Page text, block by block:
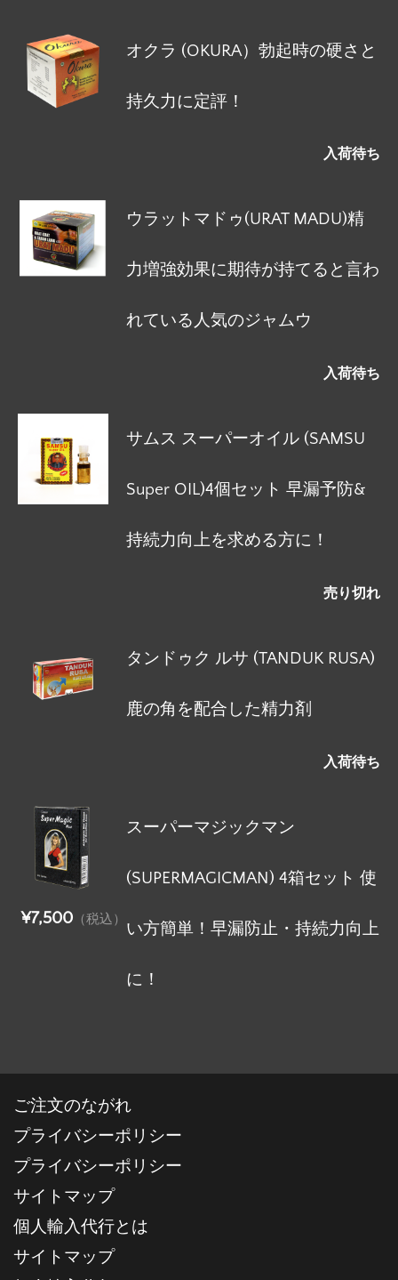
オクラ (OKURA）勃起時の硬さと
持久力に定評！
入荷待ち
ウラットマドゥ(URAT MADU)精
力増強効果に期待が持てると言わ
れている人気のジャムウ
入荷待ち
サムス スーパーオイル (SAMSU
Super OIL)4個セット 早漏予防&
持続力向上を求める方に！
売り切れ
タンドゥク ルサ (TANDUK RUSA)
鹿の角を配合した精力剤
入荷待ち
スーパーマジックマン
(SUPERMAGICMAN) 4箱セット 使
い方簡単！早漏防止・持続力向上
に！
¥7,500 （税込）
ご注文のながれ
プライバシーポリシー
プライバシーポリシー
サイトマップ
個人輸入代行とは
サイトマップ